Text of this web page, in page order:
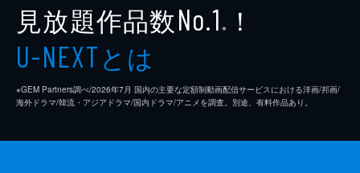
見放題作品数No.1 ※ ！
U-NEXTとは
※GEM Partners調べ/2026年7⽉ 国内の主要な定額制動画配信サービスにおける洋画/邦画/
海外ドラマ/韓流・アジアドラマ/国内ドラマ/アニメを調査。別途、有料作品あり。